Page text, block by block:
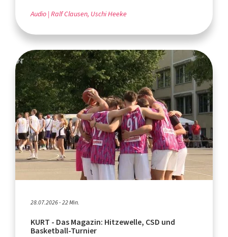
Audio Ralf Clausen, Uschi Heeke
28.07.2026 - 22 Min.
KURT - Das Magazin: Hitzewelle, CSD und
Basketball-Turnier